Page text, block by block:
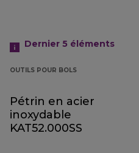
Dernier 5 éléments
OUTILS POUR BOLS
Pétrin en acier
inoxydable
KAT52.000SS